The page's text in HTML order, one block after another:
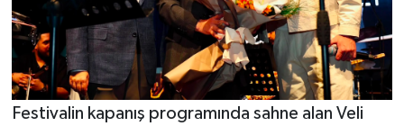
Festivalin kapanış programında sahne alan Veli